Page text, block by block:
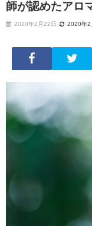
師が認めたアロ
2020年2月22日 2020年2